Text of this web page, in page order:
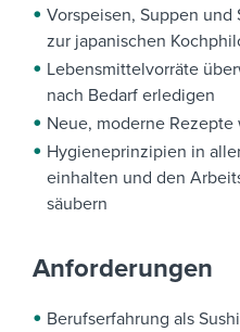
Vorspeisen, Suppen
zur japanischen
Lebensmittelvorräte
nach Bedarf erledigen
Neue, moderne
Hygieneprinzipien in
einhalten und den
säubern
Anforderungen
Berufserfahrung als